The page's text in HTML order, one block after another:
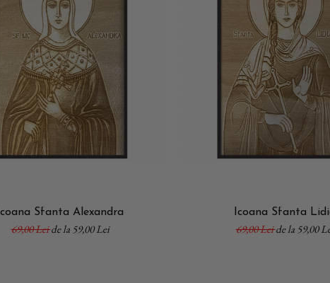
Icoana Sfanta Alexandra
69,00 Leide la 59,00 Lei
Icoana Sfanta
69,00 Leide la 59,00